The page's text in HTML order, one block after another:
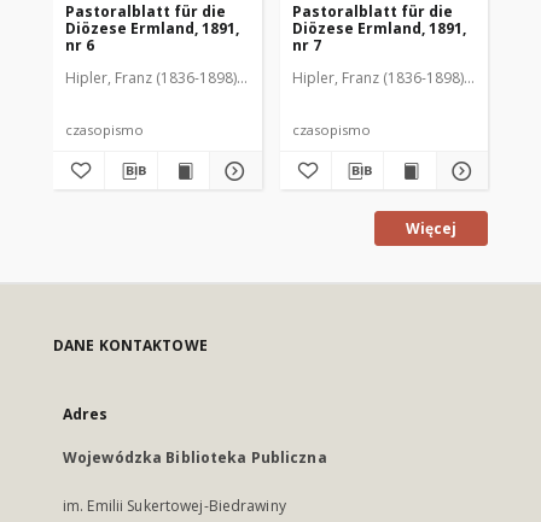
Pastoralblatt für die
Diözese Ermland, 1891,
nr 6
Hipler, Franz (1836-1898). Red.
czasopismo
Pastoralblatt für die
Diözese Ermland, 1891,
nr 7
Hipler, Franz (1836-1898). Red.
czasopismo
Więcej
DANE KONTAKTOWE
Adres
Wojewódzka Biblioteka Publiczna
im. Emilii Sukertowej-Biedrawiny